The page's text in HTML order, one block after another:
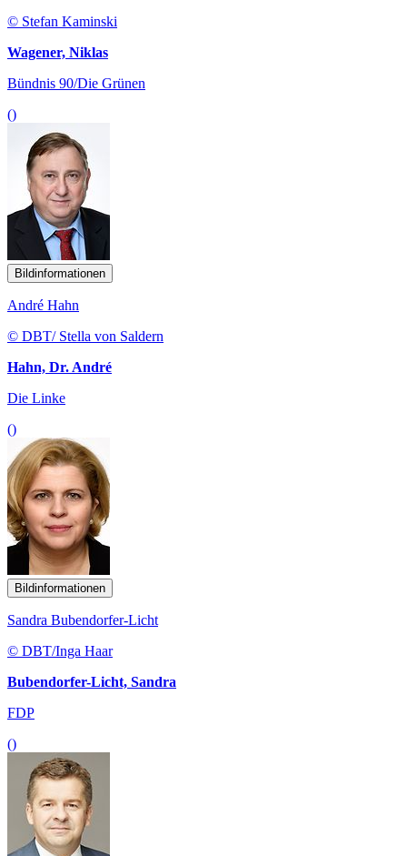
© Stefan Kaminski
Wagener, Niklas
Bündnis 90/Die Grünen
()
Bildinformationen
André Hahn
© DBT/ Stella von Saldern
Hahn, Dr. André
Die Linke
()
Bildinformationen
Sandra Bubendorfer-Licht
© DBT/Inga Haar
Bubendorfer-Licht, Sandra
FDP
()